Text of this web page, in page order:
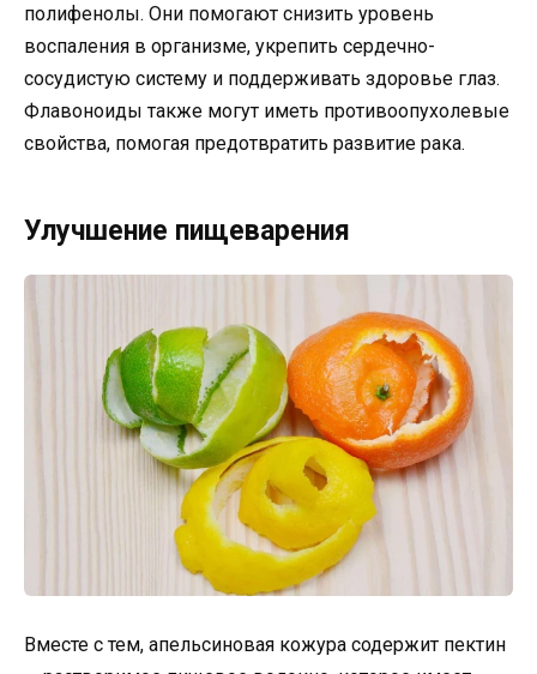
полифенолы. Они помогают снизить уровень
воспаления в организме, укрепить сердечно-
сосудистую систему и поддерживать здоровье глаз.
Флавоноиды также могут иметь противоопухолевые
свойства, помогая предотвратить развитие рака.
Улучшение пищеварения
Вместе с тем, апельсиновая кожура содержит пектин